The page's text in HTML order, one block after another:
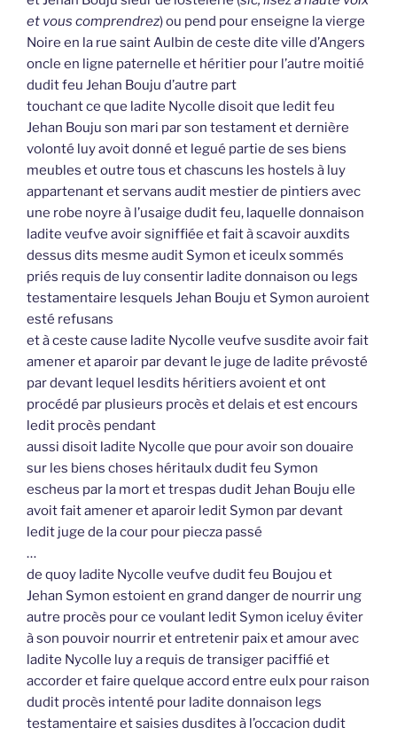
et vous comprendrez) ou pend pour enseigne la vierge
Noire en la rue saint Aulbin de ceste dite ville d’Angers
oncle en ligne paternelle et héritier pour l’autre moitié
dudit feu Jehan Bouju d’autre part
touchant ce que ladite Nycolle disoit que ledit feu
Jehan Bouju son mari par son testament et dernière
volonté luy avoit donné et legué partie de ses biens
meubles et outre tous et chascuns les hostels à luy
appartenant et servans audit mestier de pintiers avec
une robe noyre à l’usaige dudit feu, laquelle donnaison
ladite veufve avoir signiffiée et fait à scavoir auxdits
dessus dits mesme audit Symon et iceulx sommés
priés requis de luy consentir ladite donnaison ou legs
testamentaire lesquels Jehan Bouju et Symon auroient
esté refusans
et à ceste cause ladite Nycolle veufve susdite avoir fait
amener et aparoir par devant le juge de ladite prévosté
par devant lequel lesdits héritiers avoient et ont
procédé par plusieurs procès et delais et est encours
ledit procès pendant
aussi disoit ladite Nycolle que pour avoir son douaire
sur les biens choses héritaulx dudit feu Symon
escheus par la mort et trespas dudit Jehan Bouju elle
avoit fait amener et aparoir ledit Symon par devant
ledit juge de la cour pour piecza passé
…
de quoy ladite Nycolle veufve dudit feu Boujou et
Jehan Symon estoient en grand danger de nourrir ung
autre procès pour ce voulant ledit Symon iceluy éviter
à son pouvoir nourrir et entretenir paix et amour avec
ladite Nycolle luy a requis de transiger paciffié et
accorder et faire quelque accord entre eulx pour raison
dudit procès intenté pour ladite donnaison legs
testamentaire et saisies dusdites à l’occacion dudit